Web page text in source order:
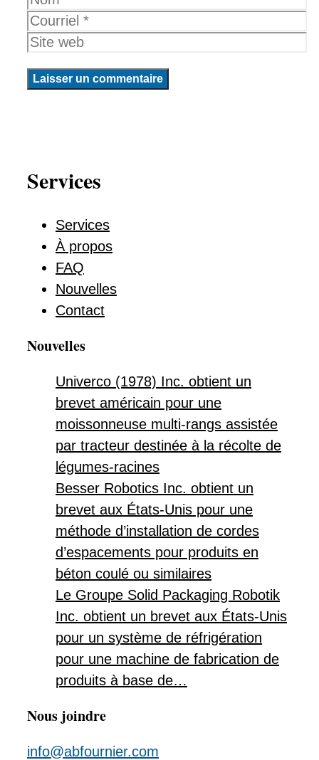
Courriel
Site
Services
Services
À propos
FAQ
Nouvelles
Contact
Nouvelles
Univerco (1978) Inc. obtient un
brevet américain pour une
moissonneuse multi-rangs assistée
par tracteur destinée à la récolte de
légumes-racines
Besser Robotics Inc. obtient un
brevet aux États-Unis pour une
méthode d’installation de cordes
d’espacements pour produits en
béton coulé ou similaires
Le Groupe Solid Packaging Robotik
Inc. obtient un brevet aux États-Unis
pour un système de réfrigération
pour une machine de fabrication de
produits à base de…
Nous joindre
info@abfournier.com